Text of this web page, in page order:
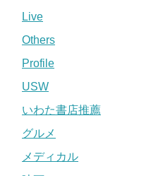
Live
Others
Profile
USW
いわた書店推薦
グルメ
メディカル